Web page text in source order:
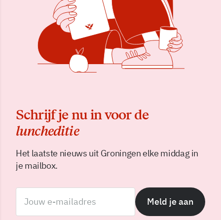
Schrijf je nu in voor de
luncheditie
Het laatste nieuws uit Groningen elke middag in
je mailbox.
Meld je aan